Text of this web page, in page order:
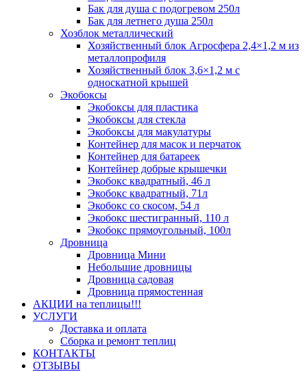
Бак для душа с подогревом 250л
Бак для летнего душа 250л
Хозблок металлический
Хозяйственный блок Агросфера 2,4×1,2 м из
металлопрофиля
Хозяйственный блок 3,6×1,2 м с
односкатной крышей
Экобоксы
Экобоксы для пластика
Экобоксы для стекла
Экобоксы для макулатуры
Контейнер для масок и перчаток
Контейнер для батареек
Контейнер добрые крышечки
Экобокс квадратный, 46 л
Экобокс квадратный, 71л
Экобокс со скосом, 54 л
Экобокс шестигранный, 110 л
Экобокс прямоугольный, 100л
Дровница
Дровница Мини
Небольшие дровницы
Дровница садовая
Дровница прямостенная
АКЦИИ на теплицы!!!
УСЛУГИ
Доставка и оплата
Сборка и ремонт теплиц
КОНТАКТЫ
ОТЗЫВЫ